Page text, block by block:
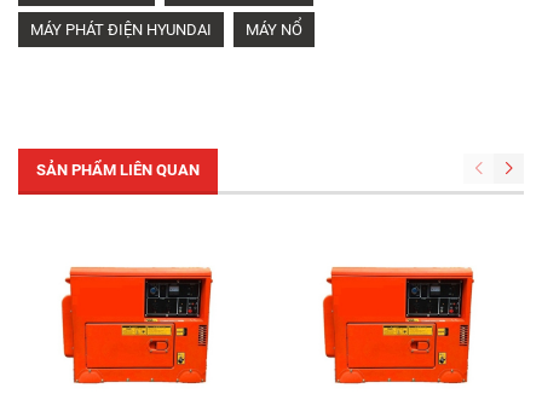
MÁY PHÁT ĐIỆN HYUNDAI MÁY NỔ
SẢN PHẨM LIÊN QUAN